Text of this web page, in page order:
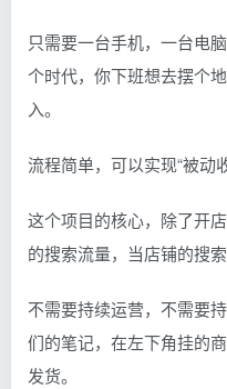
只需要一台手机，一台电
个时代，你下班想去摆个
入。
流程简单，可以实现“被动
这个项目的核心，除了开
的搜索流量，当店铺的搜
不需要持续运营，不需要
们的笔记，在左下角挂的
发货。